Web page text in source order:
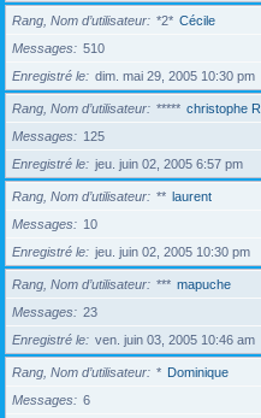
Rang, Nom d’utilisateur *2* Cécile
Messages
510
Enregistré le
dim. mai 29, 2005 10:30 pm
Rang, Nom d’utilisateur ***** christophe R
Messages
125
Enregistré le
jeu. juin 02, 2005 6:57 pm
Rang, Nom d’utilisateur ** laurent
Messages
10
Enregistré le
jeu. juin 02, 2005 10:30 pm
Rang, Nom d’utilisateur *** mapuche
Messages
23
Enregistré le
ven. juin 03, 2005 10:46 am
Rang, Nom d’utilisateur * Dominique
Messages
6